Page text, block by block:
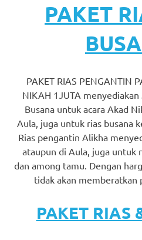
Discount
click
fake
watches.
Get
the
https://
PAKET
PAKET RIAS PENGANTIN
NIKAH 1JUTA menyediakan
Busana untuk acara Akad
Aula, juga untuk rias busana
Rias pengantin Alikha
ataupun di Aula, juga untuk
dan among tamu. Dengan
tidak akan memberatkan
PAKET RIAS